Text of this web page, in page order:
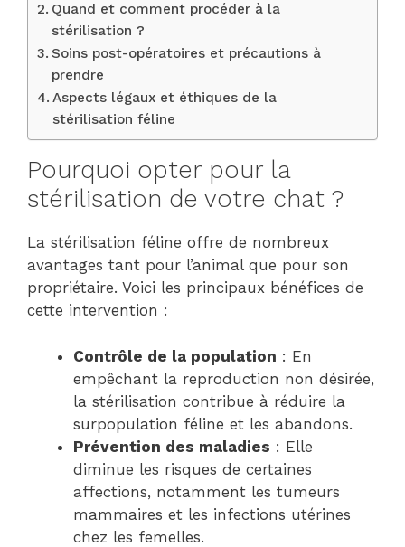
Quand et comment procéder à la
stérilisation ?
Soins post-opératoires et précautions à
prendre
Aspects légaux et éthiques de la
stérilisation féline
Pourquoi opter pour la
stérilisation de votre chat ?
La stérilisation féline offre de nombreux
avantages tant pour l’animal que pour son
propriétaire. Voici les principaux bénéfices de
cette intervention :
Contrôle de la population : En
empêchant la reproduction non désirée,
la stérilisation contribue à réduire la
surpopulation féline et les abandons.
Prévention des maladies : Elle
diminue les risques de certaines
affections, notamment les tumeurs
mammaires et les infections utérines
chez les femelles.